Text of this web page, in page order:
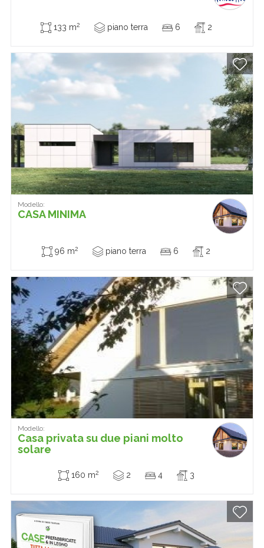
133 m2 piano terra 6 2
Modello:
CASA MINIMA
96 m2 piano terra 6 2
Modello:
Casa privata su due piani molto
solare
160 m2 2 4 3